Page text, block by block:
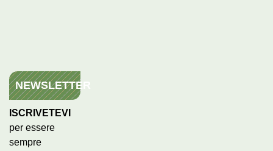
NEWSLETTER
ISCRIVETEVI
per essere
sempre